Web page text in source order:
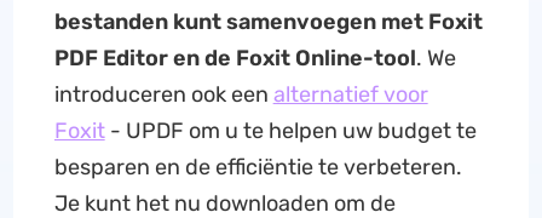
bestanden kunt samenvoegen met Foxit
PDF Editor en de Foxit Online-tool. We
introduceren ook een alternatief voor
Foxit- UPDF om u te helpen uw budget te
besparen en de efficiëntie te verbeteren.
Je kunt het nu downloaden om de